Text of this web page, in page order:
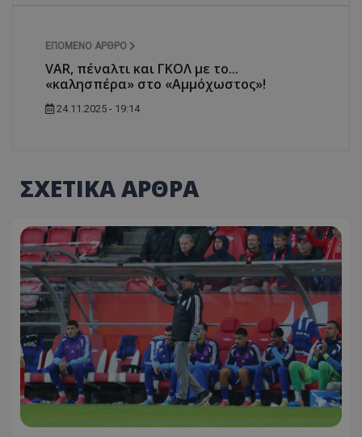
ΕΠΌΜΕΝΟ ΆΡΘΡΟ
VAR, πέναλτι και ΓΚΟΛ με το...
«καλησπέρα» στο «Αμμόχωστος»!
24.11.2025 - 19:14
ΣΧΕΤΙΚΑ ΑΡΘΡΑ